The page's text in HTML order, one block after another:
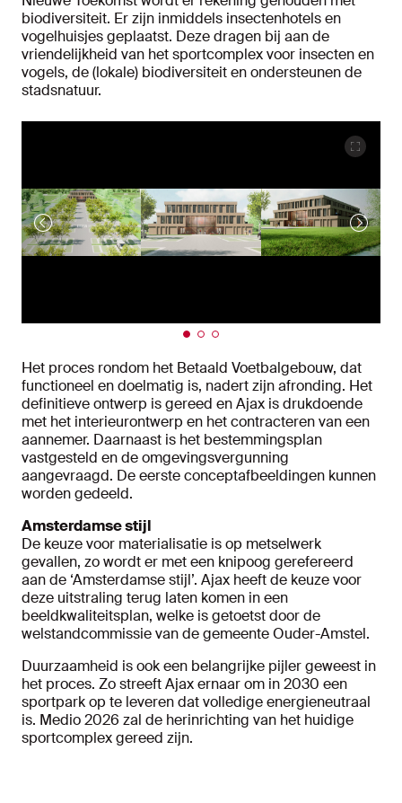
biodiversiteit. Er zijn inmiddels insectenhotels en
vogelhuisjes geplaatst. Deze dragen bij aan de
vriendelijkheid van het sportcomplex voor insecten en
vogels, de (lokale) biodiversiteit en ondersteunen de
stadsnatuur.
Het proces rondom het Betaald Voetbalgebouw, dat
functioneel en doelmatig is, nadert zijn afronding. Het
definitieve ontwerp is gereed en Ajax is drukdoende
met het interieurontwerp en het contracteren van een
aannemer. Daarnaast is het bestemmingsplan
vastgesteld en de omgevingsvergunning
aangevraagd. De eerste conceptafbeeldingen kunnen
worden gedeeld.
Amsterdamse stijl
De keuze voor materialisatie is op metselwerk
gevallen, zo wordt er met een knipoog gerefereerd
aan de ‘Amsterdamse stijl’. Ajax heeft de keuze voor
deze uitstraling terug laten komen in een
beeldkwaliteitsplan, welke is getoetst door de
welstandcommissie van de gemeente Ouder-Amstel.
Duurzaamheid is ook een belangrijke pijler geweest in
het proces. Zo streeft Ajax ernaar om in 2030 een
sportpark op te leveren dat volledige energieneutraal
is. Medio 2026 zal de herinrichting van het huidige
sportcomplex gereed zijn.